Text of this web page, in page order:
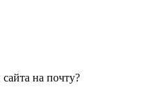
на почту?